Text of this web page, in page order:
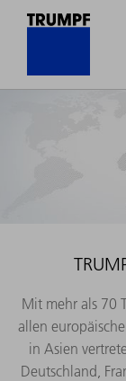
Mit mehr als 70
allen
in Asien
Deutschland,